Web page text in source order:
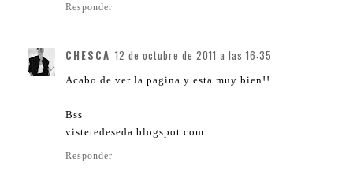
Responder
CHESCA 12 de octubre de 2011 a las 16:35
Acabo de ver la pagina y esta muy bien!!
Bss
vistetedeseda.blogspot.com
Responder